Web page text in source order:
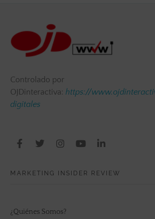
Controlado por
OJDinteractiva: https://
digitales
MARKETING INSIDER REVIEW
¿Quiénes Somos?